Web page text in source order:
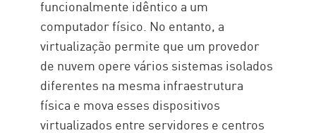
funcionalmente idêntico a um
computador físico. No entanto, a
virtualização permite que um provedor
de nuvem opere vários sistemas isolados
diferentes na mesma infraestrutura
física e mova esses dispositivos
virtualizados entre servidores e centros